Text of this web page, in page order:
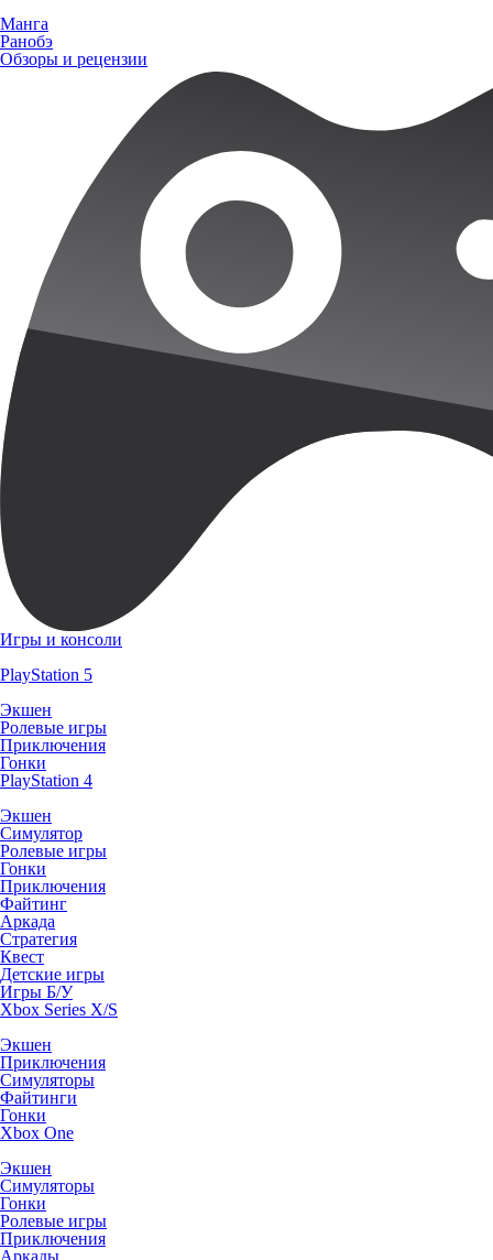
Манга
Ранобэ
Обзоры и рецензии
Игры и консоли
PlayStation 5
Экшен
Ролевые игры
Приключения
Гонки
PlayStation 4
Экшен
Симулятор
Ролевые игры
Гонки
Приключения
Файтинг
Аркада
Стратегия
Квест
Детские игры
Игры Б/У
Xbox Series X/S
Экшен
Приключения
Симуляторы
Файтинги
Гонки
Xbox One
Экшен
Симуляторы
Гонки
Ролевые игры
Приключения
Аркады